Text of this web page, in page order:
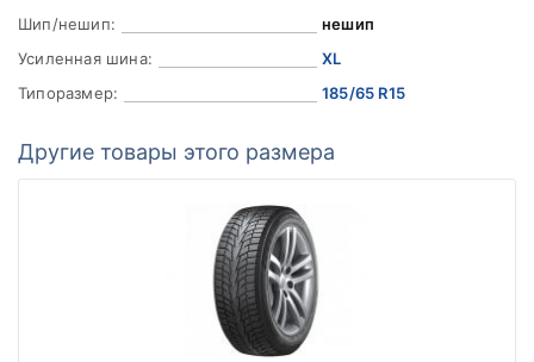
Шип/нешип:
нешип
Усиленная шина:
XL
Типоразмер:
185/65 R15
Другие товары этого размера